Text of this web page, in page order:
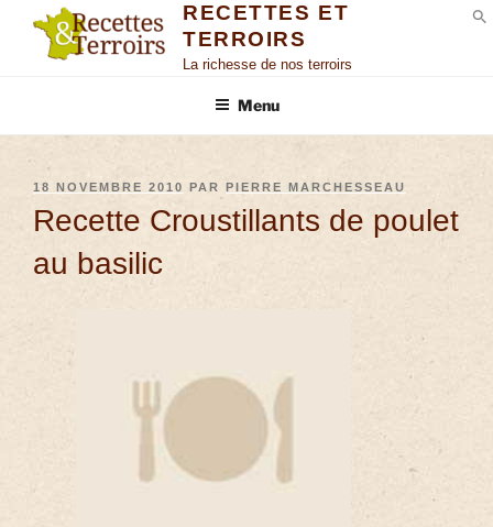
RECETTES ET
TERROIRS
La richesse de nos terroirs
Menu
18 NOVEMBRE 2010 PAR PIERRE MARCHESSEAU
Recette Croustillants de poulet
au basilic